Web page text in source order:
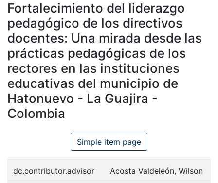
Fortalecimiento del liderazgo
pedagógico de los directivos
docentes: Una mirada desde las
prácticas pedagógicas de los
rectores en las instituciones
educativas del municipio de
Hatonuevo - La Guajira -
Colombia
Simple item page
dc.contributor.advisor Acosta Valdeleón, Wilson